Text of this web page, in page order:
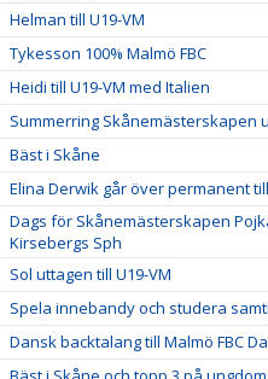
Helman till U19-VM
Tykesson 100% Malmö FBC
Heidi till U19-VM med Italien
Summerring Skånemästerskapen
Bäst i Skåne
Elina Derwik går över permanent till
Dags för Skånemästerskapen
Kirsebergs Sph
Sol uttagen till U19-VM
Spela innebandy och studera
Dansk backtalang till Malmö FBC